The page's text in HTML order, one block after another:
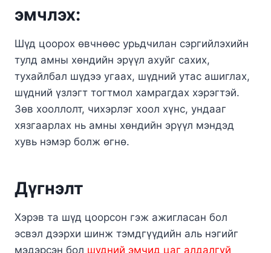
эмчлэх:
Шүд цоорох өвчнөөс урьдчилан сэргийлэхийн
тулд амны хөндийн эрүүл ахуйг сахих,
тухайлбал шүдээ угаах, шүдний утас ашиглах,
шүдний үзлэгт тогтмол хамрагдах хэрэгтэй.
Зөв хооллолт, чихэрлэг хоол хүнс, ундааг
хязгаарлах нь амны хөндийн эрүүл мэндэд
хувь нэмэр болж өгнө.
Дүгнэлт
Хэрэв та шүд цоорсон гэж ажигласан бол
эсвэл дээрхи шинж тэмдгүүдийн аль нэгийг
мэдэрсэн бол шүдний эмчид цаг алдалгүй